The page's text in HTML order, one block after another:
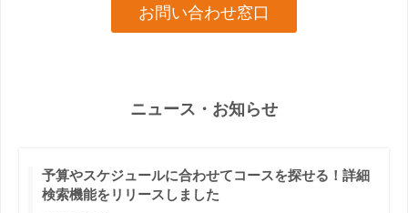
お問い合わせ窓口
ニュース・お知らせ
予算やスケジュールに合わせてコースを探せる！詳細
検索機能をリリースしました